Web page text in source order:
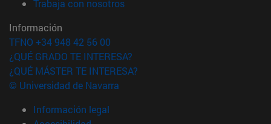
Trabaja con nosotros
Información
TFNO +34 948 42 56 00
¿QUÉ GRADO TE INTERESA?
¿QUÉ MÁSTER TE INTERESA?
© Universidad de Navarra
Información legal